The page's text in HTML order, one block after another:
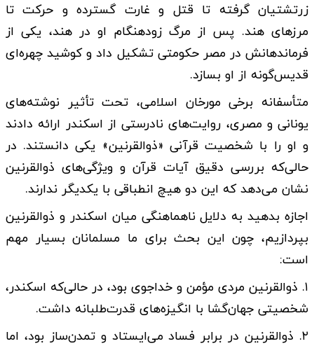
زرتشتیان گرفته تا قتل و غارت گسترده و حرکت تا
مرزهای هند. پس از مرگ زودهنگام او در هند، یکی از
فرماندهانش در مصر حکومتی تشکیل داد و کوشید چهره‌ای
قدیس‌گونه از او بسازد.
متأسفانه برخی مورخان اسلامی، تحت تأثیر نوشته‌های
یونانی و مصری، روایت‌های نادرستی از اسکندر ارائه دادند
و او را با شخصیت قرآنی «ذوالقرنین» یکی دانستند. در
حالی‌که بررسی دقیق آیات قرآن و ویژگی‌های ذوالقرنین
نشان می‌دهد که این دو هیچ انطباقی با یکدیگر ندارند.
اجازه بدهید به دلایل ناهماهنگی میان اسکندر و ذوالقرنین
بپردازیم، چون این بحث برای ما مسلمانان بسیار مهم
است:
۱. ذوالقرنین مردی مؤمن و خداجوی بود، در حالی‌که اسکندر،
شخصیتی جهان‌گشا با انگیزه‌های قدرت‌طلبانه داشت.
۲. ذوالقرنین در برابر فساد می‌ایستاد و تمدن‌ساز بود، اما